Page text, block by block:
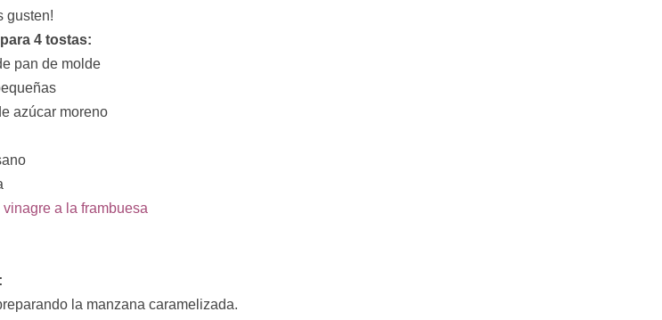
gusten!
4 tostas:
pan de molde
azúcar moreno
a la frambuesa
la manzana caramelizada.